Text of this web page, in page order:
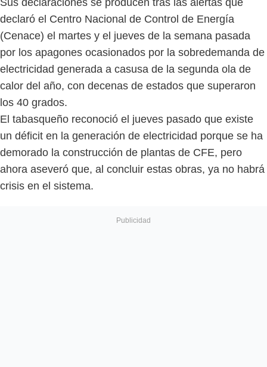
declaró el Centro Nacional de Control de Energía
(Cenace) el martes y el jueves de la semana pasada
por los apagones ocasionados por la sobredemanda de
electricidad generada a casusa de la segunda ola de
calor del año, con decenas de estados que superaron
los 40 grados.
El tabasqueño reconoció el jueves pasado que existe
un déficit en la generación de electricidad porque se ha
demorado la construcción de plantas de CFE, pero
ahora aseveró que, al concluir estas obras, ya no habrá
crisis en el sistema.